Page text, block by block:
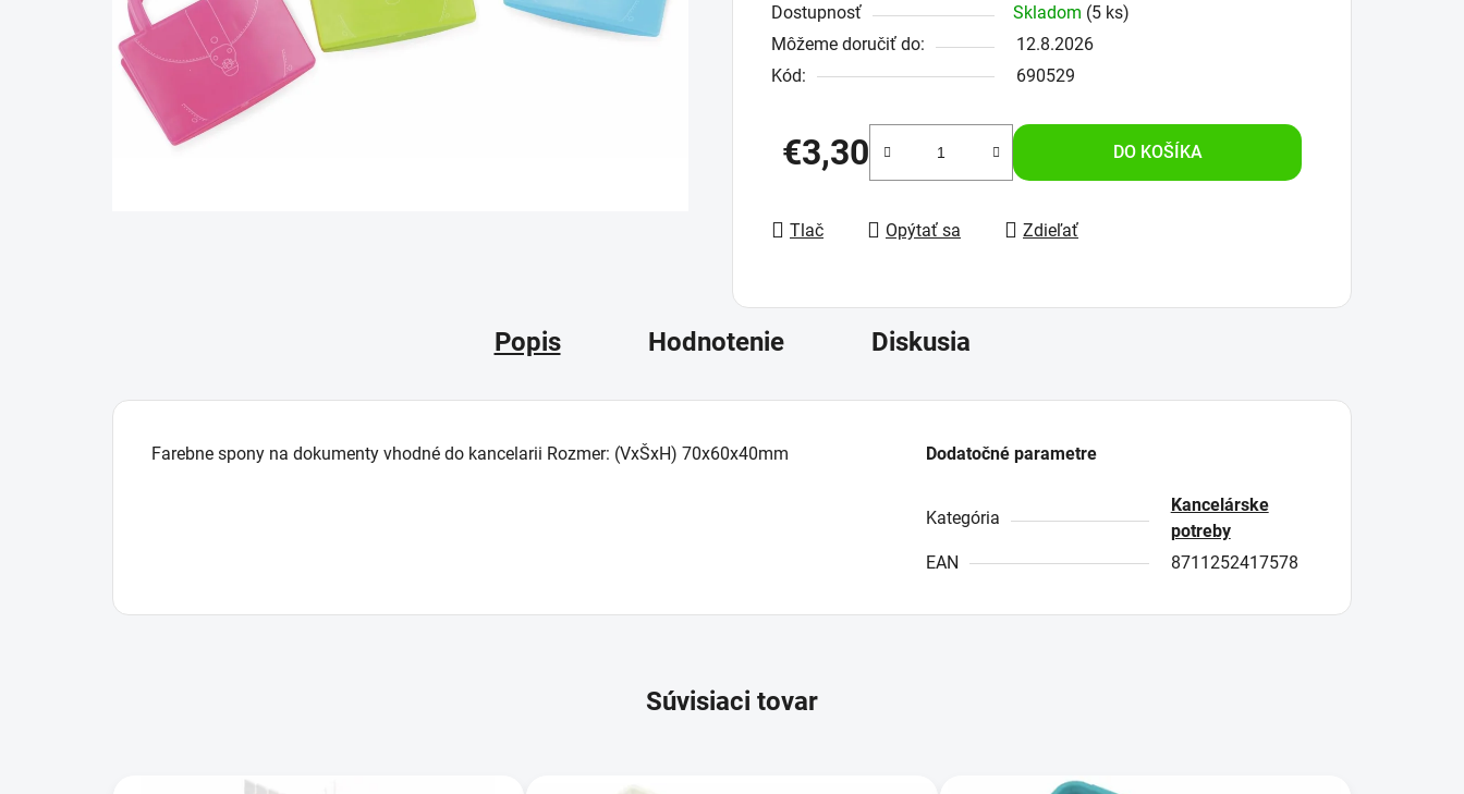
z
5
hviezdičiek.
Dostupnosť Skladom (5 ks)
Môžeme doručiť do:
12.8.2026
Kód:
690529
€3,30
Jednotková cena:
DO KOŠÍKA
Tlač Opýtať sa Zdieľať
Popis Hodnotenie Diskusia
Farebne spony na dokumenty vhodné do kancelarii Rozmer: (VxŠxH) 70x60x40mm Dodatočné parametre
Kategória
Kancelárske
potreby
EAN
8711252417578
Súvisiaci tovar